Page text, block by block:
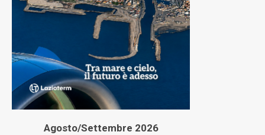
Agosto/Settembre 2026